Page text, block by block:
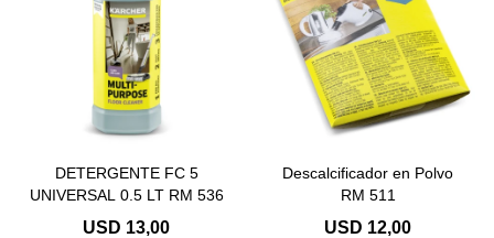
DETERGENTE FC 5
UNIVERSAL 0.5 LT RM 536
USD 13,00
Descalcificador en Polvo
RM 511
USD 12,00